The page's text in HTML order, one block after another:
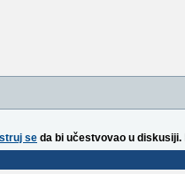
se da bi učestvovao u diskusiji.